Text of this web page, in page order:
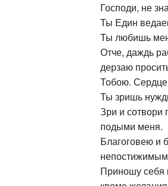
Господи, не
Ты Един
Ты любишь
Отче, даждь
дерзаю
Тобою. Сердце
Ты зришь
Зри и сотвори
подыми меня.
Благоговею и
Приношу себя